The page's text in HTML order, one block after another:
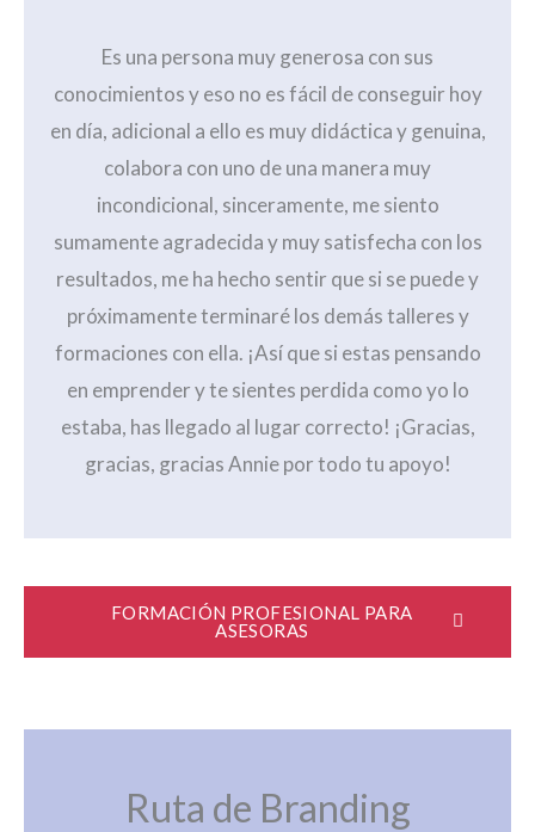
Es una persona muy generosa con sus
conocimientos y eso no es fácil de conseguir hoy
en día, adicional a ello es muy didáctica y genuina,
colabora con uno de una manera muy
incondicional, sinceramente, me siento
sumamente agradecida y muy satisfecha con los
resultados, me ha hecho sentir que si se puede y
próximamente terminaré los demás talleres y
formaciones con ella. ¡Así que si estas pensando
en emprender y te sientes perdida como yo lo
estaba, has llegado al lugar correcto! ¡Gracias,
gracias, gracias Annie por todo tu apoyo!
FORMACIÓN PROFESIONAL PARA
ASESORAS
Ruta de Branding